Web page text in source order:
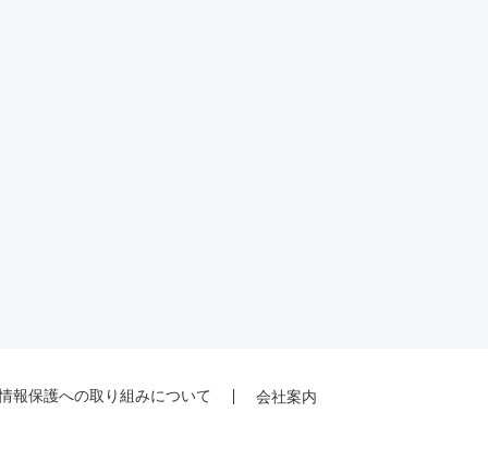
報保護への取り組みについて 会社案内